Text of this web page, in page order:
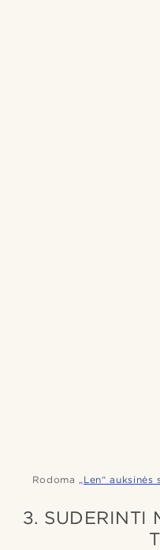
Rodoma „Len“
3. SUDERINTI